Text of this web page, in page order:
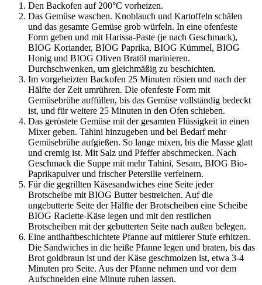
Den Backofen auf 200°C vorheizen.
Das Gemüse waschen. Knoblauch und Kartoffeln schälen
und das gesamte Gemüse grob würfeln. In eine ofenfeste
Form geben und mit Harissa-Paste (je nach Geschmack),
BIOG Koriander, BIOG Paprika, BIOG Kümmel, BIOG
Honig und BIOG Oliven Bratöl marinieren.
Durchschwenken, um gleichmäßig zu beschichten.
Im vorgeheizten Backofen 25 Minuten rösten und nach der
Hälfte der Zeit umrühren. Die ofenfeste Form mit
Gemüsebrühe auffüllen, bis das Gemüse vollständig bedeckt
ist, und für weitere 25 Minuten in den Ofen schieben.
Das geröstete Gemüse mit der gesamten Flüssigkeit in einen
Mixer geben. Tahini hinzugeben und bei Bedarf mehr
Gemüsebrühe aufgießen. So lange mixen, bis die Masse glatt
und cremig ist. Mit Salz und Pfeffer abschmecken. Nach
Geschmack die Suppe mit mehr Tahini, Sesam, BIOG Bio-
Paprikapulver und frischer Petersilie verfeinern.
Für die gegrillten Käsesandwiches eine Seite jeder
Brotscheibe mit BIOG Butter bestreichen. Auf die
ungebutterte Seite der Hälfte der Brotscheiben eine Scheibe
BIOG Raclette-Käse legen und mit den restlichen
Brotscheiben mit der gebutterten Seite nach außen belegen.
Eine antihaftbeschichtete Pfanne auf mittlerer Stufe erhitzen.
Die Sandwiches in die heiße Pfanne legen und braten, bis das
Brot goldbraun ist und der Käse geschmolzen ist, etwa 3-4
Minuten pro Seite. Aus der Pfanne nehmen und vor dem
Aufschneiden eine Minute ruhen lassen.